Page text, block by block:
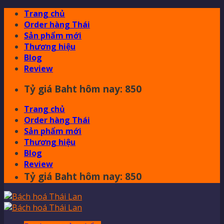
Skip
content
Trang chủ
Order hàng Thái
Sản phẩm mới
Thương hiệu
Blog
Review
Tỷ giá Baht hôm nay: 850
Trang chủ
Order hàng Thái
Sản phẩm mới
Thương hiệu
Blog
Review
Tỷ giá Baht hôm nay: 850